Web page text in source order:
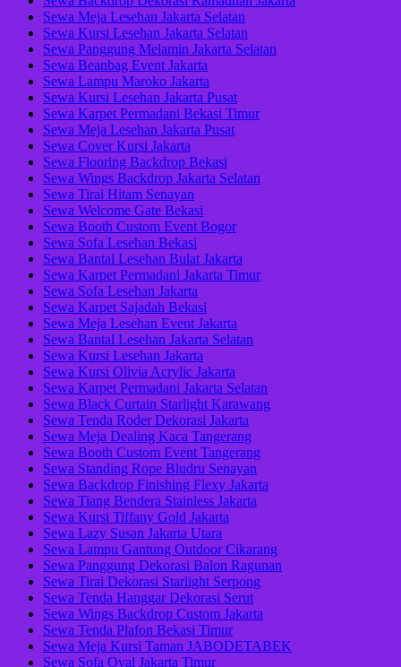
Sewa Meja Lesehan Jakarta Selatan
Sewa Kursi Lesehan Jakarta Selatan
Sewa Panggung Melamin Jakarta Selatan
Sewa Beanbag Event Jakarta
Sewa Lampu Maroko Jakarta
Sewa Kursi Lesehan Jakarta Pusat
Sewa Karpet Permadani Bekasi Timur
Sewa Meja Lesehan Jakarta Pusat
Sewa Cover Kursi Jakarta
Sewa Flooring Backdrop Bekasi
Sewa Wings Backdrop Jakarta Selatan
Sewa Tirai Hitam Senayan
Sewa Welcome Gate Bekasi
Sewa Booth Custom Event Bogor
Sewa Sofa Lesehan Bekasi
Sewa Bantal Lesehan Bulat Jakarta
Sewa Karpet Permadani Jakarta Timur
Sewa Sofa Lesehan Jakarta
Sewa Karpet Sajadah Bekasi
Sewa Meja Lesehan Event Jakarta
Sewa Bantal Lesehan Jakarta Selatan
Sewa Kursi Lesehan Jakarta
Sewa Kursi Olivia Acrylic Jakarta
Sewa Karpet Permadani Jakarta Selatan
Sewa Black Curtain Starlight Karawang
Sewa Tenda Roder Dekorasi Jakarta
Sewa Meja Dealing Kaca Tangerang
Sewa Booth Custom Event Tangerang
Sewa Standing Rope Bludru Senayan
Sewa Backdrop Finishing Flexy Jakarta
Sewa Tiang Bendera Stainless Jakarta
Sewa Kursi Tiffany Gold Jakarta
Sewa Lazy Susan Jakarta Utara
Sewa Lampu Gantung Outdoor Cikarang
Sewa Panggung Dekorasi Balon Ragunan
Sewa Tirai Dekorasi Starlight Serpong
Sewa Tenda Hanggar Dekorasi Serut
Sewa Wings Backdrop Custom Jakarta
Sewa Tenda Plafon Bekasi Timur
Sewa Meja Kursi Taman JABODETABEK
Sewa Sofa Oval Jakarta Timur